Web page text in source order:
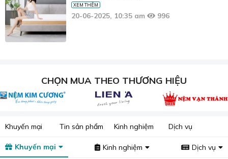
XEM THÊM
20-06-2025, 10:35 am 996
CHỌN MUA THEO THƯƠNG HIỆU
Khuyến mại Tin sản phẩm Kinh nghiệm Dịch vụ
Khuyến mại Kinh nghiệm Dịch vụ